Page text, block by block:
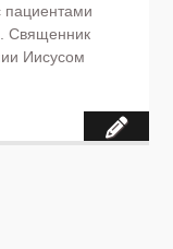
пациентами
Священник
Иисусом